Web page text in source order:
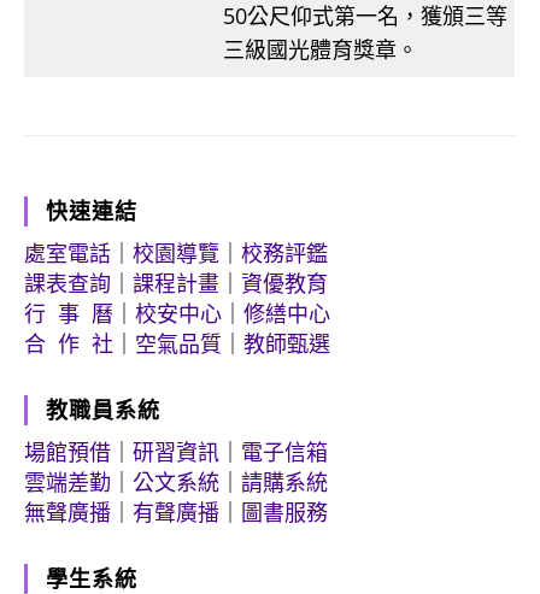
50公尺仰式第一名，獲頒三等
三級國光體育獎章。
快速連結
處室電話
校園導覽
校務評鑑
課表查詢
課程計畫
資優教育
行 事 曆
校安中心
修繕中心
合 作 社
空氣品質 教師甄選
教職員系統
場館預借
研習資訊
電子信箱
雲端差勤
公文系統
請購系統
無聲廣播
有聲廣播 圖書服務
學生系統